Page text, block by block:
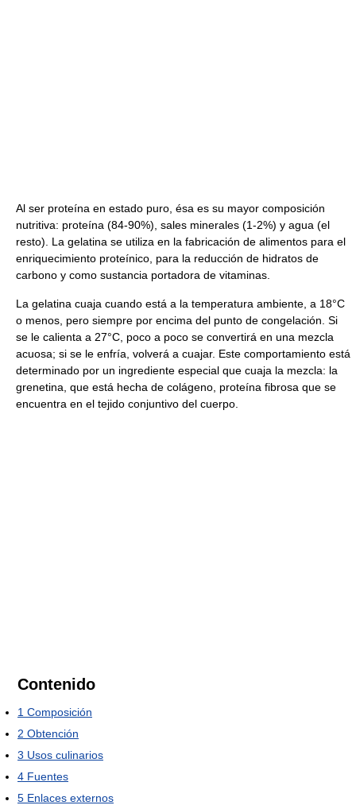
Al ser proteína en estado puro, ésa es su mayor composición
nutritiva: proteína (84-90%), sales minerales (1-2%) y agua (el
resto). La gelatina se utiliza en la fabricación de alimentos para el
enriquecimiento proteínico, para la reducción de hidratos de
carbono y como sustancia portadora de vitaminas.
La gelatina cuaja cuando está a la temperatura ambiente, a 18°C
o menos, pero siempre por encima del punto de congelación. Si
se le calienta a 27°C, poco a poco se convertirá en una mezcla
acuosa; si se le enfría, volverá a cuajar. Este comportamiento está
determinado por un ingrediente especial que cuaja la mezcla: la
grenetina, que está hecha de colágeno, proteína fibrosa que se
encuentra en el tejido conjuntivo del cuerpo.
Contenido
1 Composición
2 Obtención
3 Usos culinarios
4 Fuentes
5 Enlaces externos